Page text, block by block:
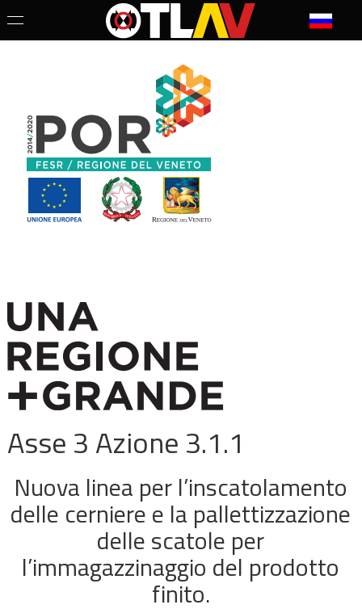
Asse 3 Azione 3.1.1
Nuova linea per l’inscatolamento
delle cerniere e la pallettizzazione
delle scatole per
l’immagazzinaggio del prodotto
finito.